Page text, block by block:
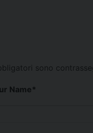
sono
Name*